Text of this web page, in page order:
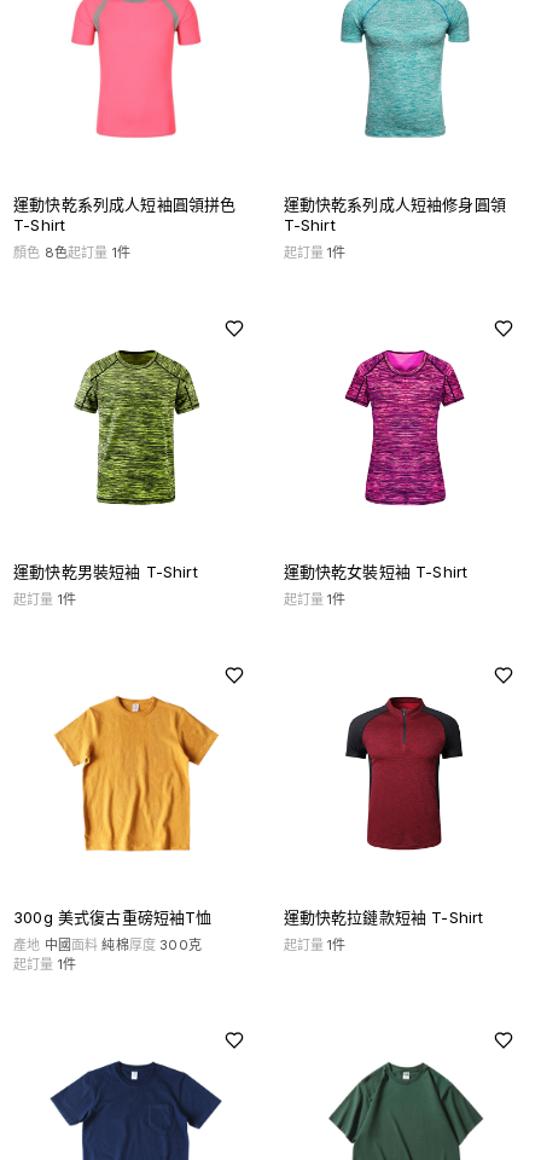
運動快乾系列成人短袖圓領拼色
T-Shirt
顏色 8色起訂量 1件
運動快乾系列成人短袖修身圓領
T-Shirt
起訂量 1件
運動快乾男裝短袖 T-Shirt
起訂量 1件
運動快乾女裝短袖 T-Shirt
起訂量 1件
300g 美式復古重磅短袖T恤
產地 中國面料 純棉厚度 300克
起訂量 1件
運動快乾拉鏈款短袖 T-Shirt
起訂量 1件